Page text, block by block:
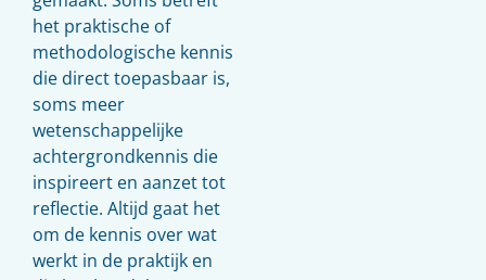
het praktische of
methodologische kennis
die direct toepasbaar is,
soms meer
wetenschappelijke
achtergrondkennis die
inspireert en aanzet tot
reflectie. Altijd gaat het
om de kennis over wat
werkt in de praktijk en